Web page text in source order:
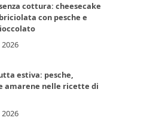
cottura: cheesecake
con pesche e
estiva: pesche,
amarene nelle ricette di